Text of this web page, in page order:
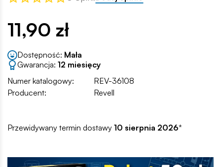
11,90 zł
Dostępność: Mała
Gwarancja: 12 miesięcy
Numer katalogowy:
REV-36108
Producent:
Revell
Przewidywany termin dostawy 10 sierpnia 2026*